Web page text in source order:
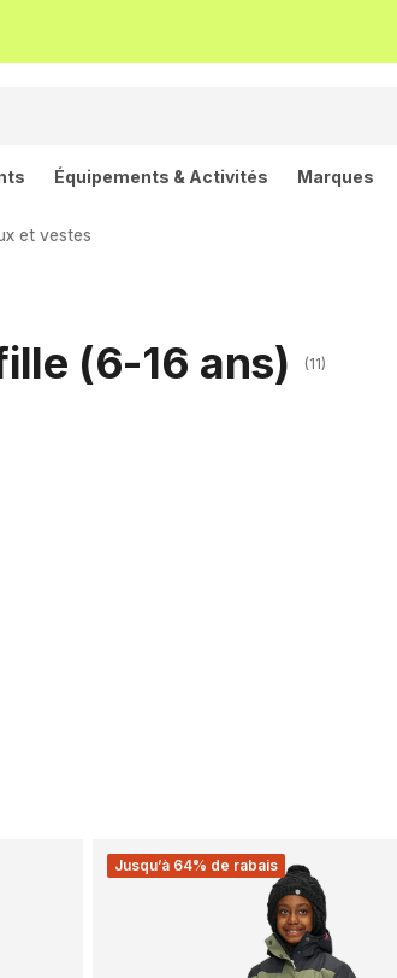
Équipements & Activités Marques
et vestes
(6-16 ans) (11)
Jusqu’à 64% de rabais